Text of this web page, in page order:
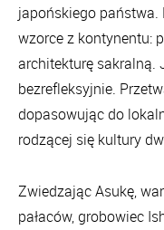
japońskiego państwa.
wzorce z kontynentu:
architekturę sakralną.
bezrefleksyjnie.
dopasowując do
rodzącej się kultury
Zwiedzając Asukę,
pałaców, grobowiec